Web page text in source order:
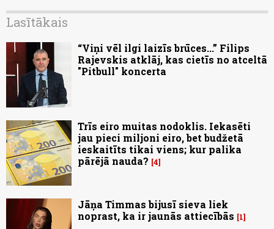
Lasītākais
“Viņi vēl ilgi laizīs brūces...” Filips
Rajevskis atklāj, kas cietīs no atceltā
"Pitbull" koncerta
Trīs eiro muitas nodoklis. Iekasēti
jau pieci miljoni eiro, bet budžetā
ieskaitīts tikai viens; kur palika
pārējā nauda? 4
Jāņa Timmas bijusī sieva liek
noprast, ka ir jaunās attiecībās
1